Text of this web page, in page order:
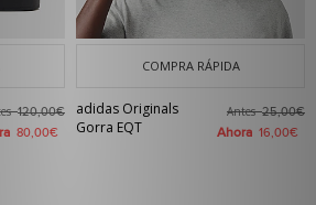
120,00€
80,00€
COMPRA RÁPIDA
adidas Originals
Gorra EQT
Antes25,00€
Ahora 16,00€